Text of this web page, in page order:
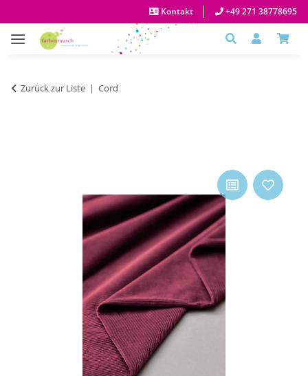
Kontakt +49 271 38778695
Zurück zur Liste Cord